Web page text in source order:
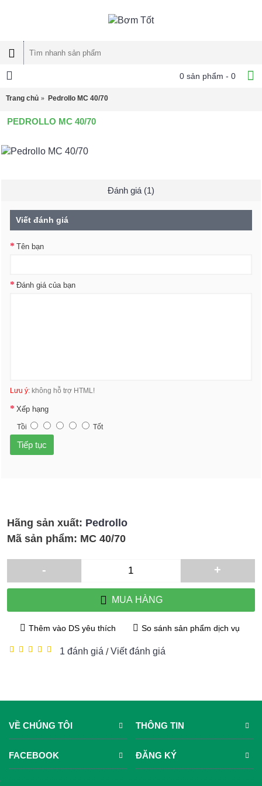
0 sản phẩm - 0
Trang chủ Pedrollo MC 40/70
PEDROLLO MC 40/70
Đánh giá (1)
Viết đánh giá
Tên bạn
Đánh giá của bạn
Lưu ý: không hỗ trợ HTML!
Xếp hạng
Tồi Tốt
Tiếp tục
Hãng sản xuất: Pedrollo
Mã sản phẩm: MC 40/70
- +
MUA HÀNG
Thêm vào DS yêu thích So sánh sản phẩm dịch vụ
1 đánh giá /Viết đánh giá
VỀ CHÚNG TÔI THÔNG TIN
FACEBOOK ĐĂNG KÝ